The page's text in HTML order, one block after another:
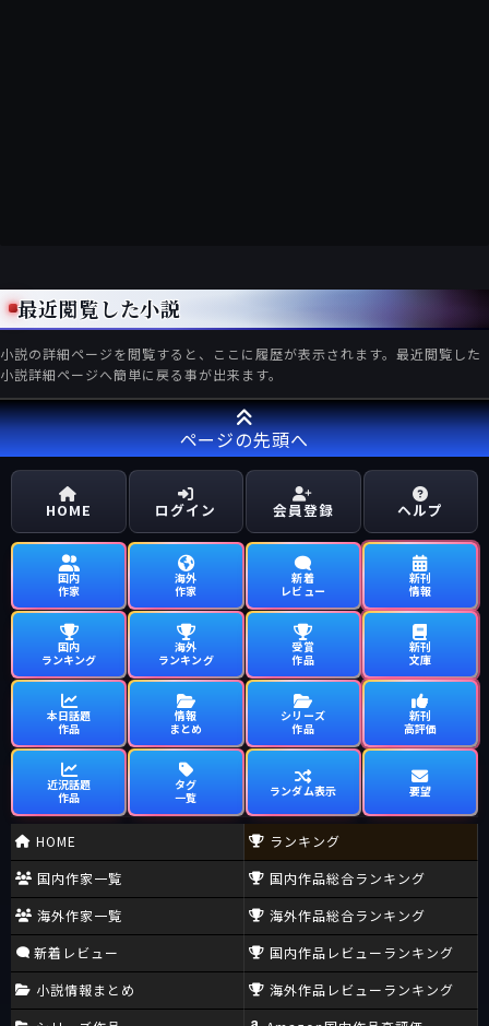
最近閲覧した小説
小説の詳細ページを閲覧すると、ここに履歴が表示されます。最近閲覧した
小説詳細ページへ簡単に戻る事が出来ます。
ページの先頭へ
HOME ログイン 会員登録 ヘルプ
国内
作家
海外
作家
新着
レビュー
新刊
情報
国内
ランキング
海外
ランキング
受賞
作品
新刊
文庫
本日話題
作品
情報
まとめ
シリーズ
作品
新刊
高評価
近況話題
作品
タグ
一覧
ランダム表示 要望
HOME
国内作家一覧
海外作家一覧
新着レビュー
小説情報まとめ
ランキング
国内作品総合ランキング
海外作品総合ランキング
国内作品レビューランキング
海外作品レビューランキング